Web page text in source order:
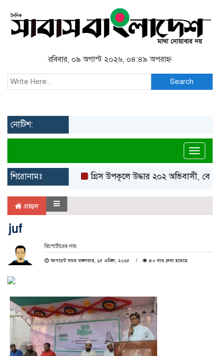
রবিবার, ০৯ অগাস্ট ২০২৬, ০৪:৪৯ অপরাহ্ন
Search
নোটিশ:
শিরোনামঃ গ্রিস উপকূলে উদ্ধার ২০২ অভিবাসী,
প্রচ্ছদ
juf
রিপোর্টারের নাম
আপডেট সময় মঙ্গলবার, ১৫ এপ্রিল, ২০২৫ ৪০ বার দেখা হয়েছে